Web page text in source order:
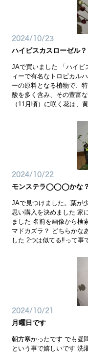
2024/10/23
ハイビスカスローゼル？
JAで買いました 「ハイビ
ィーで有名なトロピカル
ーの原料となる植物で、
酸を多く含み、その豊富
（11月頃）に咲く花は、
2024/10/22
モンステラ◯◯◯かな？
JAで見つけました。葉が
思い購入を決めました 家
ました 名前を画像から検
マドカズラ？ どちらかな
した 2つは似てる‼️って事
2024/10/21
月曜日です
朝方寒かったです でも昼
という事で嬉しいです 洗